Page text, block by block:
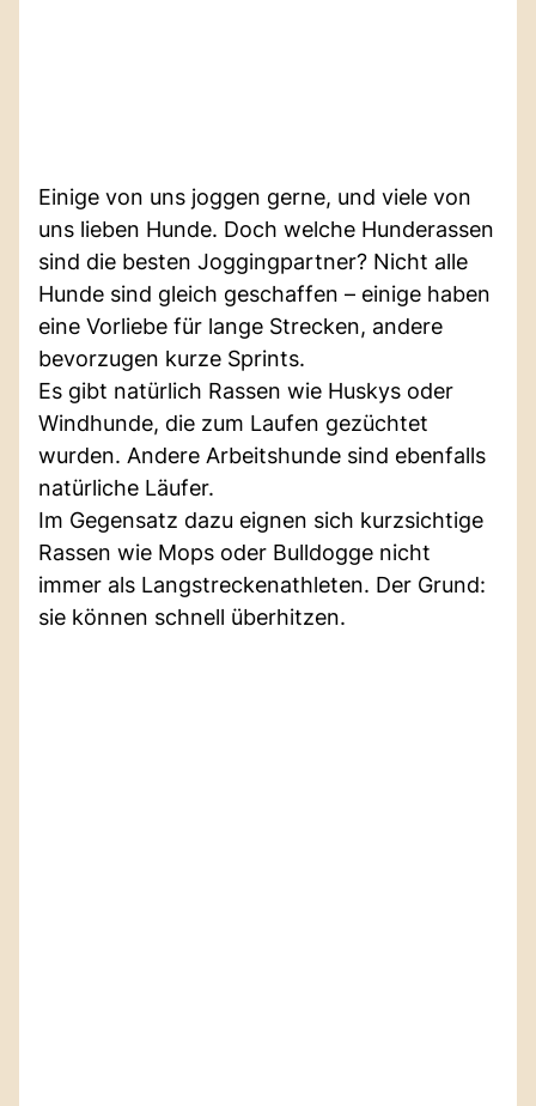
Einige von uns joggen gerne, und viele von
uns lieben Hunde. Doch welche Hunderassen
sind die besten Joggingpartner? Nicht alle
Hunde sind gleich geschaffen – einige haben
eine Vorliebe für lange Strecken, andere
bevorzugen kurze Sprints.
Es gibt natürlich Rassen wie Huskys oder
Windhunde, die zum Laufen gezüchtet
wurden. Andere Arbeitshunde sind ebenfalls
natürliche Läufer.
Im Gegensatz dazu eignen sich kurzsichtige
Rassen wie Mops oder Bulldogge nicht
immer als Langstreckenathleten. Der Grund:
sie können schnell überhitzen.